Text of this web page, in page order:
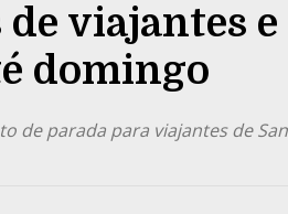
viajantes e
domingo
de parada para viajantes de